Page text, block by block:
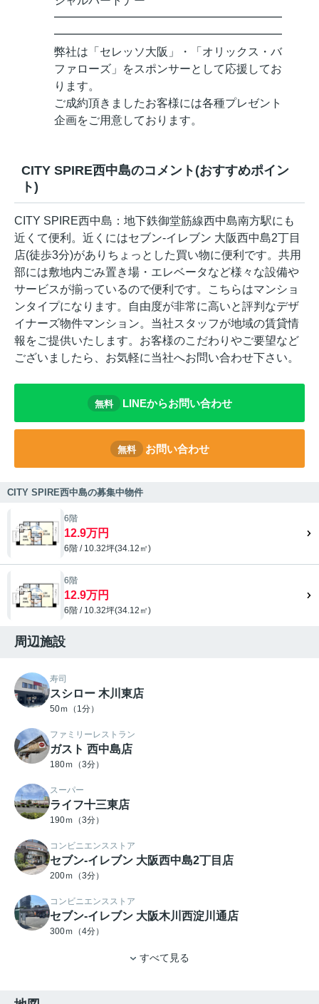
━━━━━━━━━━━━━━━━━━━━
━━━━━━━━━━━━━━━━━━━━
弊社は「セレッソ大阪」・「オリックス・バ
ファローズ」をスポンサーとして応援してお
ります。
ご成約頂きましたお客様には各種プレゼント
企画をご用意しております。
CITY SPIRE西中島のコメント(おすすめポイン
ト)
CITY SPIRE西中島：地下鉄御堂筋線西中島南方駅にも
近くて便利。近くにはセブン-イレブン 大阪西中島2丁目
店(徒歩3分)がありちょっとした買い物に便利です。共用
部には敷地内ごみ置き場・エレベータなど様々な設備や
サービスが揃っているので便利です。こちらはマンショ
ンタイプになります。自由度が非常に高いと評判なデザ
イナーズ物件マンション。当社スタッフが地域の賃貸情
報をご提供いたします。お客様のこだわりやご要望など
ございましたら、お気軽に当社へお問い合わせ下さい。
無料 LINEからお問い合わせ
無料 お問い合わせ
CITY SPIRE西中島の募集中物件
6階
12.9万円
6階 / 10.32坪(34.12㎡)
6階
12.9万円
6階 / 10.32坪(34.12㎡)
周辺施設
寿司
スシロー 木川東店
50ｍ（1分）
ファミリーレストラン
ガスト 西中島店
180ｍ（3分）
スーパー
ライフ十三東店
190ｍ（3分）
コンビニエンスストア
セブン-イレブン 大阪西中島2丁目店
200ｍ（3分）
コンビニエンスストア
セブン-イレブン 大阪木川西淀川通店
300ｍ（4分）
すべて見る